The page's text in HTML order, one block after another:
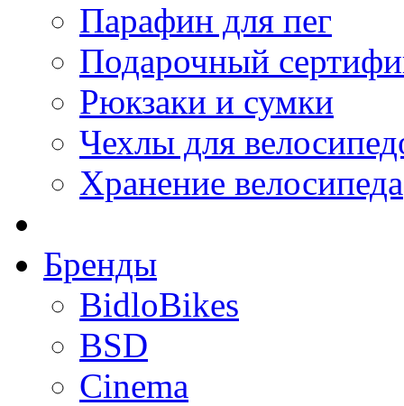
Парафин для пег
Подарочный
Рюкзаки и сумки
Чехлы для
Хранение велосипеда
Бренды
BidloBikes
BSD
Cinema